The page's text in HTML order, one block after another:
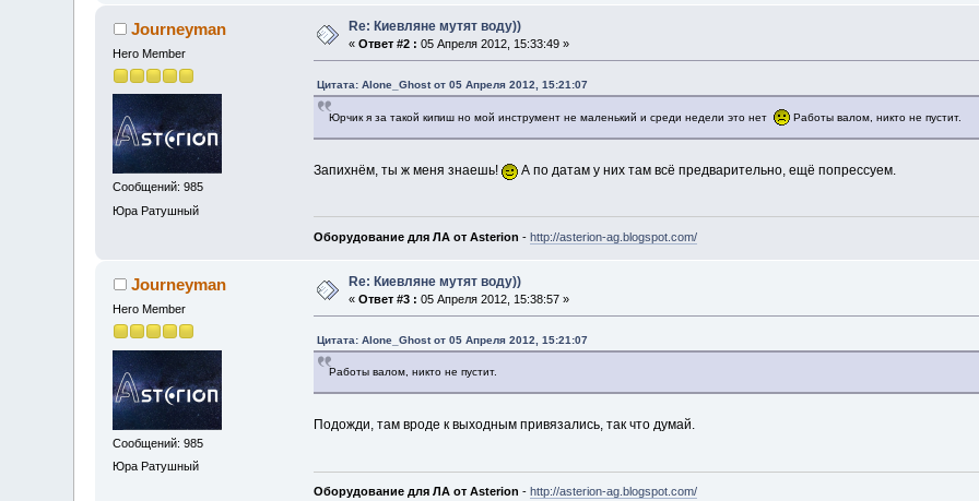
Journeyman
Hero Member
Сообщений: 985
Юра Ратушный
Re: Киевляне мутят воду))
«Ответ #2 : 05 Апреля 2012, 15:33:49 »
Цитата: Alone_Ghost от 05 Апреля 2012, 15:21:07
Юрчик я за такой кипиш но мой инструмент не маленький и среди недели это нет Работы валом, никто не пустит.
Запихнём, ты ж меня знаешь! А по датам у них там всё предварительно, ещё попрессуем.
Оборудование для ЛА от Asterion - http://asterion-ag.blogspot.com/
Journeyman
Hero Member
Сообщений: 985
Юра Ратушный
Re: Киевляне мутят воду))
«Ответ #3 : 05 Апреля 2012, 15:38:57 »
Цитата: Alone_Ghost от 05 Апреля 2012, 15:21:07
Работы валом, никто не пустит.
Подожди, там вроде к выходным привязались, так что думай.
Оборудование для ЛА от Asterion - http://asterion-ag.blogspot.com/